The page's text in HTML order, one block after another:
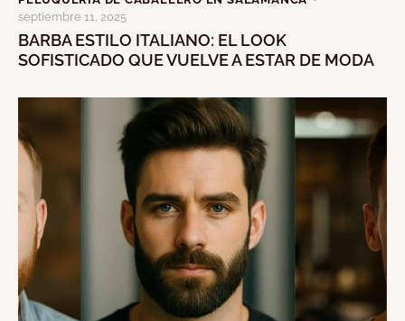
septiembre 11, 2025
BARBA ESTILO ITALIANO: EL LOOK
SOFISTICADO QUE VUELVE A ESTAR DE MODA